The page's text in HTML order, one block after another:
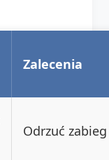
Zalecenia
Odrzuć zabieg